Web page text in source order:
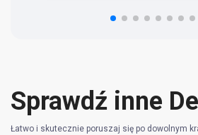
Sprawdź inne
Łatwo i skutecznie poruszaj się po dowolnym